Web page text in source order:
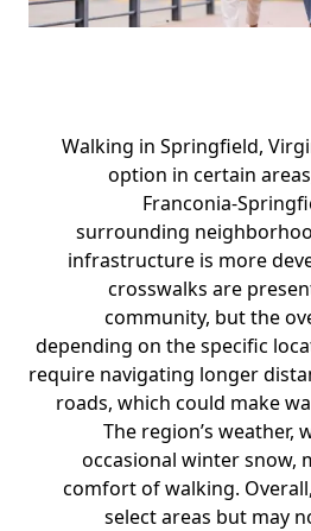
Walking in Springfield,
option in certain
Franconia-
surrounding
infrastructure is more
crosswalks are
community, but the
depending on the specific
require navigating longer
roads, which could make
The region’s weather,
occasional winter snow,
comfort of walking.
select areas but may